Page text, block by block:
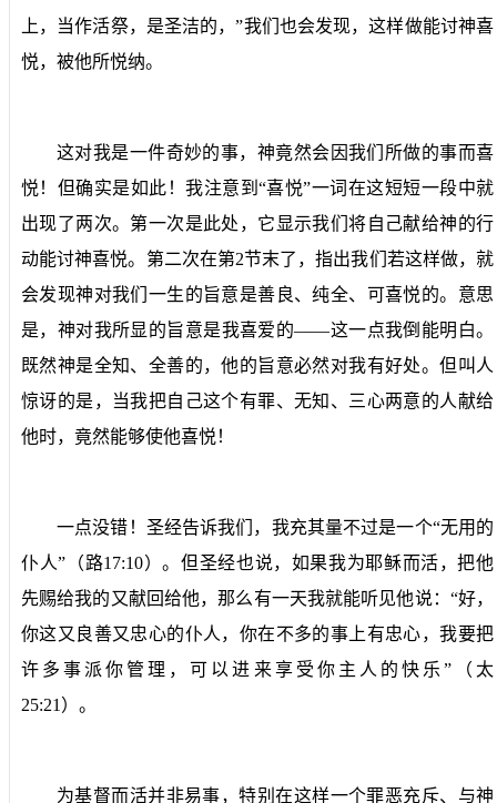
上，当作活祭，是圣洁的，”我们也会发现，这样做能讨神喜
悦，被他所悦纳。
这对我是一件奇妙的事，神竟然会因我们所做的事而喜
悦！但确实是如此！我注意到“喜悦”一词在这短短一段中就
出现了两次。第一次是此处，它显示我们将自己献给神的行
动能讨神喜悦。第二次在第2节末了，指出我们若这样做，就
会发现神对我们一生的旨意是善良、纯全、可喜悦的。意思
是，神对我所显的旨意是我喜爱的——这一点我倒能明白。
既然神是全知、全善的，他的旨意必然对我有好处。但叫人
惊讶的是，当我把自己这个有罪、无知、三心两意的人献给
他时，竟然能够使他喜悦！
一点没错！圣经告诉我们，我充其量不过是一个“无用的
仆人”（路17:10）。但圣经也说，如果我为耶稣而活，把他
先赐给我的又献回给他，那么有一天我就能听见他说：“好，
你这又良善又忠心的仆人，你在不多的事上有忠心，我要把
许多事派你管理，可以进来享受你主人的快乐”（太
25:21 ）。
为基督而活并非易事，特别在这样一个罪恶充斥、与神